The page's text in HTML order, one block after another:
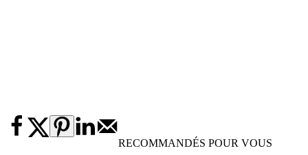
RECOMMANDÉS POUR VOUS